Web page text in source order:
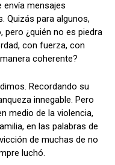
envía mensajes
Quizás para algunos,
pero ¿quién no es piedra
con fuerza, con
coherente?
Recordando su
innegable. Pero
medio de la violencia,
en las palabras de
de muchas de no
luchó.